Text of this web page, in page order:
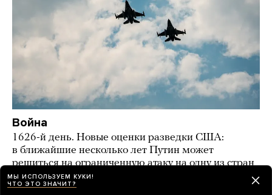
Война
1626-й день. Новые оценки разведки США:
в ближайшие несколько лет Путин может
решиться на ограниченную атаку на одну из стран
НАТО
МЫ ИСПОЛЬЗУЕМ КУКИ!
ЧТО ЭТО ЗНАЧИТ?